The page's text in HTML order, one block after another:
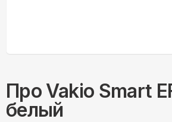
Про Vakio Smart
белый